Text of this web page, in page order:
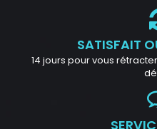
SATISFAIT
14 jours pour vous